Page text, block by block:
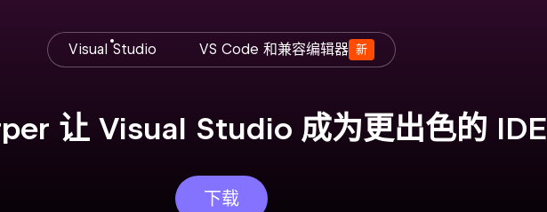
Visual Studio 新
VS Code 和兼容编辑器
让 Visual Studio 成为更出色的 IDE
下载